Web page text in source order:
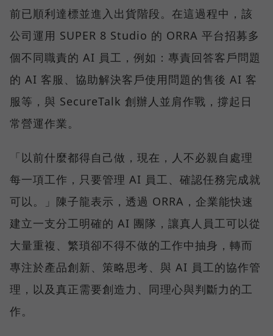
前已順利達標並進入出貨階段。在這過程中，該
公司運用 SUPER 8 Studio 的 ORRA 平台招募多
個不同職責的 AI 員工，例如：專責回答客戶問題
的 AI 客服、協助解決客戶使用問題的售後 AI 客
服等，與 SecureTalk 創辦人並肩作戰，撐起日
常營運作業。
「以前什麼都得自己做，現在，人不必親自處理
每一項工作，只要管理 AI 員工、確認任務完成就
可以。」陳子龍表示，透過 ORRA，企業能快速
建立一支分工明確的 AI 團隊，讓真人員工可以從
大量重複、繁瑣卻不得不做的工作中抽身，轉而
專注於產品創新、策略思考、與 AI 員工的協作管
理，以及真正需要創造力、同理心與判斷力的工
作。